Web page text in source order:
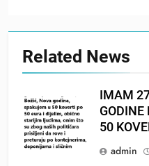
Related News
IMAM
GODINE
50
admin